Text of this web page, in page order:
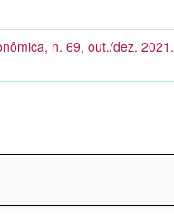
n. 69, out./dez. 2021.